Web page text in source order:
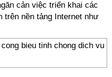
cản việc triển khai các
nền tảng Internet như